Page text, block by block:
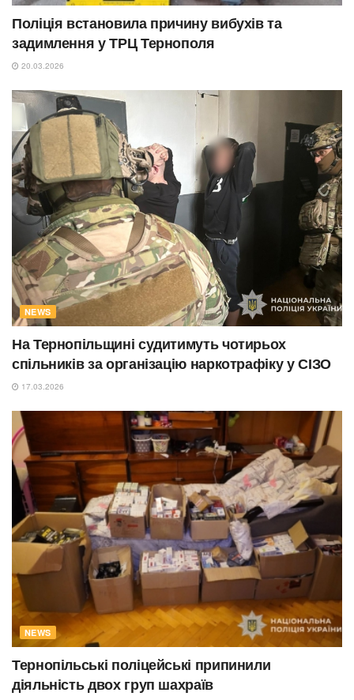
Поліція встановила причину вибухів та
задимлення у ТРЦ Тернополя
20.03.2026
NEWS
На Тернопільщині судитимуть чотирьох
спільників за організацію наркотрафіку у СІЗО
17.03.2026
NEWS
Тернопільські поліцейські припинили
діяльність двох груп шахраїв